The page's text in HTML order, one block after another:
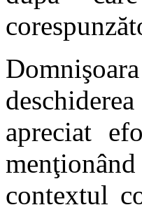
apreciat
contextul